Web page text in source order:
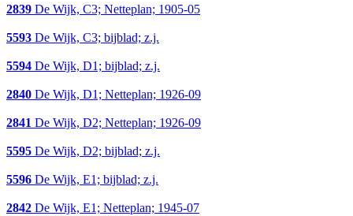
2839 De Wijk, C3; Netteplan; 1905-05
5593 De Wijk, C3; bijblad; z.j.
5594 De Wijk, D1; bijblad; z.j.
2840 De Wijk, D1; Netteplan; 1926-09
2841 De Wijk, D2; Netteplan; 1926-09
5595 De Wijk, D2; bijblad; z.j.
5596 De Wijk, E1; bijblad; z.j.
2842 De Wijk, E1; Netteplan; 1945-07